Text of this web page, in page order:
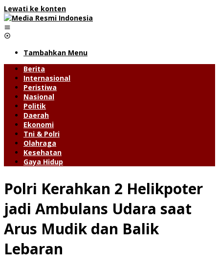
Lewati ke konten
Tambahkan Menu
Berita
Internasional
Peristiwa
Nasional
Politik
Daerah
Ekonomi
Tni & Polri
Olahraga
Kesehatan
Gaya Hidup
Polri Kerahkan 2 Helikpoter
jadi Ambulans Udara saat
Arus Mudik dan Balik
Lebaran